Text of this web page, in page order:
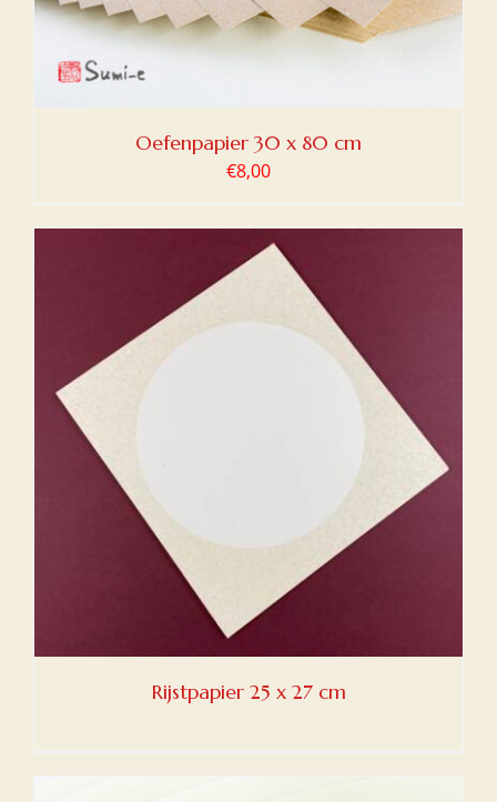
Oefenpapier 30 x 80 cm
€8,00
Rijstpapier 25 x 27 cm